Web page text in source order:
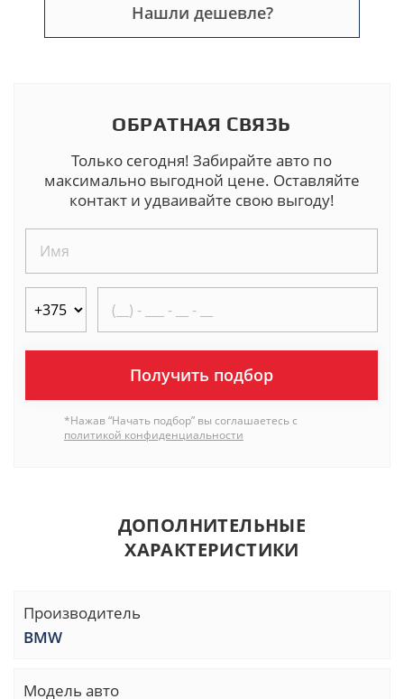
Нашли дешевле?
ОБРАТНАЯ СВЯЗЬ
Только сегодня! Забирайте авто по
максимально выгодной цене. Оставляйте
контакт и удваивайте свою выгоду!
Получить подбор
*Нажав “Начать подбор” вы соглашаетесь с
политикой конфиденциальности
ДОПОЛНИТЕЛЬНЫЕ
ХАРАКТЕРИСТИКИ
Производитель
BMW
Модель авто